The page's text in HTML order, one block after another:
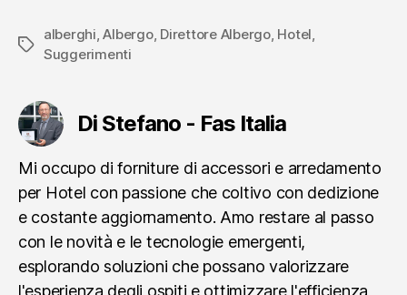
Tag
alberghi,Albergo, Direttore Albergo, Hotel,
Suggerimenti
Di Stefano - Fas Italia
Mi occupo di forniture di accessori e arredamento
per Hotel con passione che coltivo con dedizione
e costante aggiornamento. Amo restare al passo
con le novità e le tecnologie emergenti,
esplorando soluzioni che possano valorizzare
l'esperienza degli ospiti e ottimizzare l'efficienza